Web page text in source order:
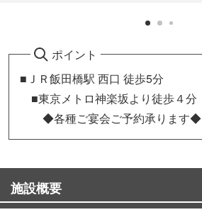
ポイント
■ＪＲ飯田橋駅 西口 徒歩5分
■東京メトロ神楽坂より徒歩４分
◆各種ご宴会ご予約承ります◆
施設概要